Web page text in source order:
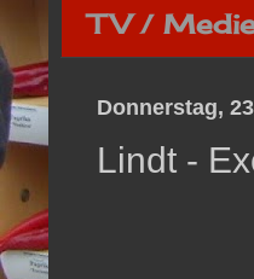
TV /
Donnerstag,
Lindt -